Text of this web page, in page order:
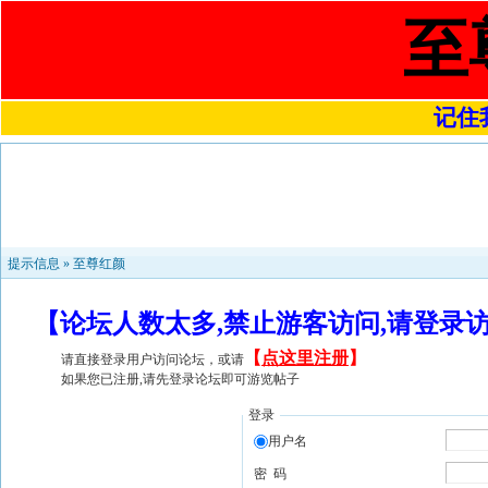
至
记住
提示信息 » 至尊红颜
【论坛人数太多,禁止游客访问,请登
请直接登录用户访问论坛，或请 【 点这里注册】
如果您已注册,请先登录论坛即可游览帖子
登录
用户名
密 码